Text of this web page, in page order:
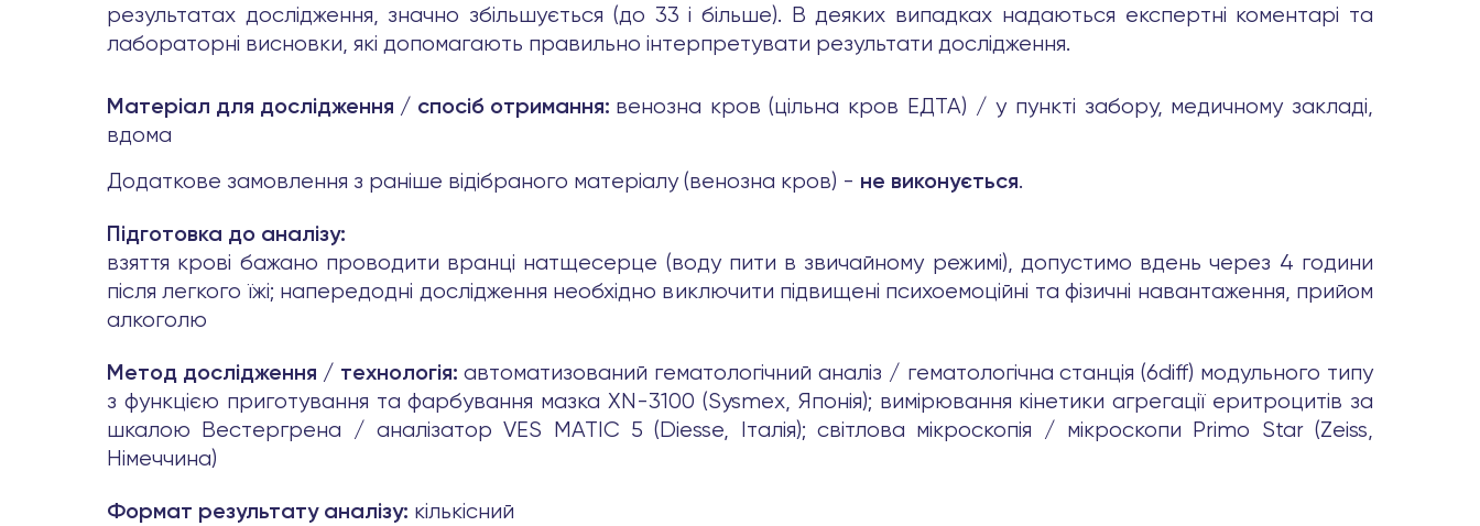
результатах дослідження, значно збільшується (до 33 і більше). В деяких випадках надаються експертні коментарі та
лабораторні висновки, які допомагають правильно інтерпретувати результати дослідження.
Матеріал для дослідження / спосіб отримання: венозна кров (цільна кров ЕДТА) / у пункті забору, медичному закладі,
вдома
Додаткове замовлення з раніше відібраного матеріалу (венозна кров) - не виконується.
Підготовка до аналізу:
взяття крові бажано проводити вранці натщесерце (воду пити в звичайному режимі), допустимо вдень через 4 години
після легкого їжі; напередодні дослідження необхідно виключити підвищені психоемоційні та фізичні навантаження, прийом
алкоголю
Метод дослідження / технологія: автоматизований гематологічний аналіз / гематологічна станція (6diff) модульного типу
з функцією приготування та фарбування мазка XN-3100 (Sysmex, Японія); вимірювання кінетики агрегації еритроцитів за
шкалою Вестергрена / аналізатор VES MATIC 5 (Diesse, Італія); світлова мікроскопія / мікроскопи Primo Star (Zeiss,
Німеччина)
Формат результату аналізу: кількісний